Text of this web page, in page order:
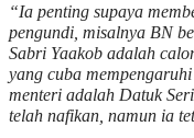
“Ia penting supaya
pengundi, misalnya BN
Sabri Yaakob adalah
yang cuba
menteri adalah Datuk
telah nafikan, namun ia